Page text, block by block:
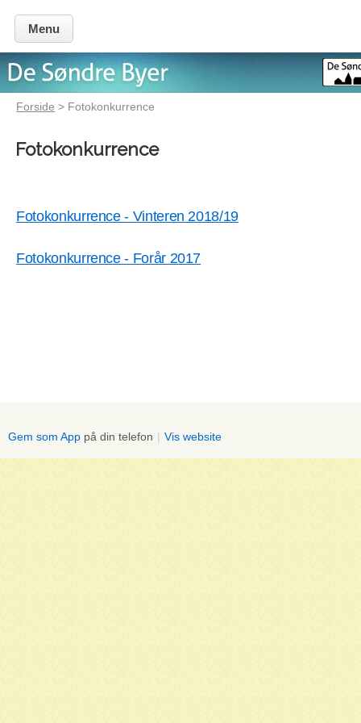
Menu
Forside > Fotokonkurrence
Fotokonkurrence
Fotokonkurrence - Vinteren 2018/19
Fotokonkurrence - Forår 2017
Gem som App på din telefon | Vis website